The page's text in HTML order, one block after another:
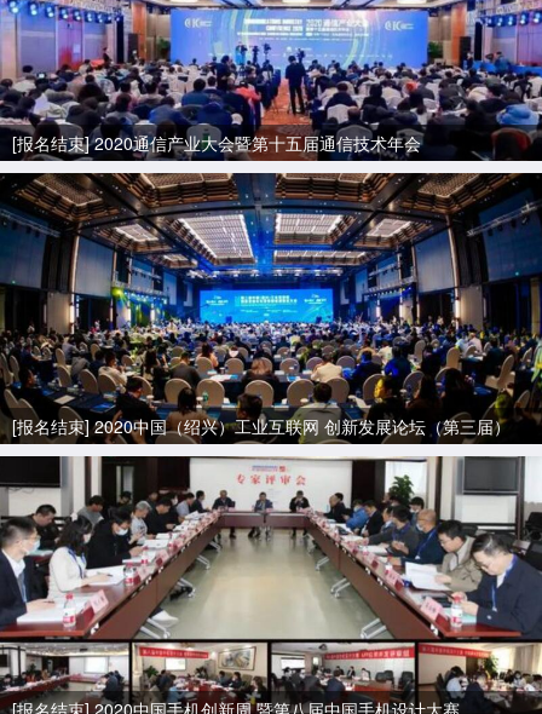
[报名结束] 2020通信产业大会暨第十五届通信技术年会
[报名结束] 2020中国（绍兴）工业互联网 创新发展论坛（第三届）
[报名结束] 2020中国手机创新周 暨第八届中国手机设计大赛